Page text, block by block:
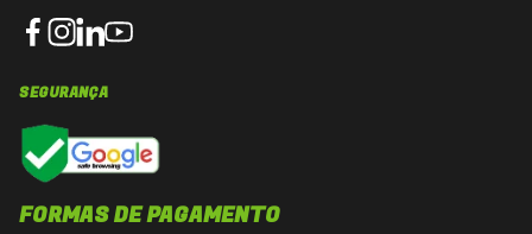
SEGURANÇA
FORMAS DE PAGAMENTO